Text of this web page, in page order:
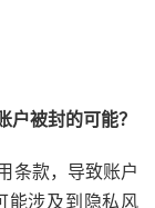
被封的可能？
条款，导致账户
能涉及到隐私风